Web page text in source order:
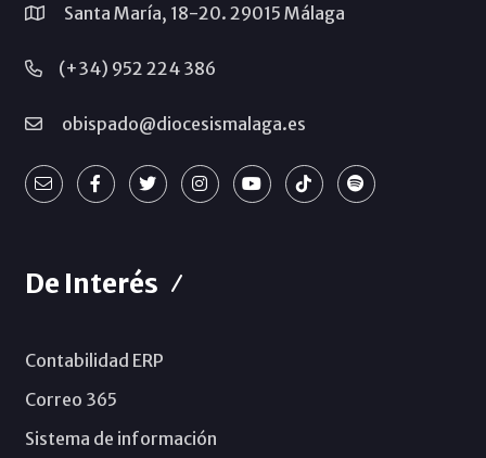
Santa María, 18-20. 29015 Málaga
(+34) 952 224 386
obispado@diocesismalaga.es
De Interés
Contabilidad ERP
Correo 365
Sistema de información